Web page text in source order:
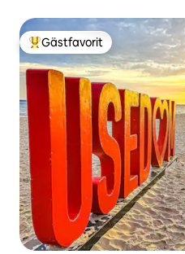
Populär gästfavorit
Gästfavorit